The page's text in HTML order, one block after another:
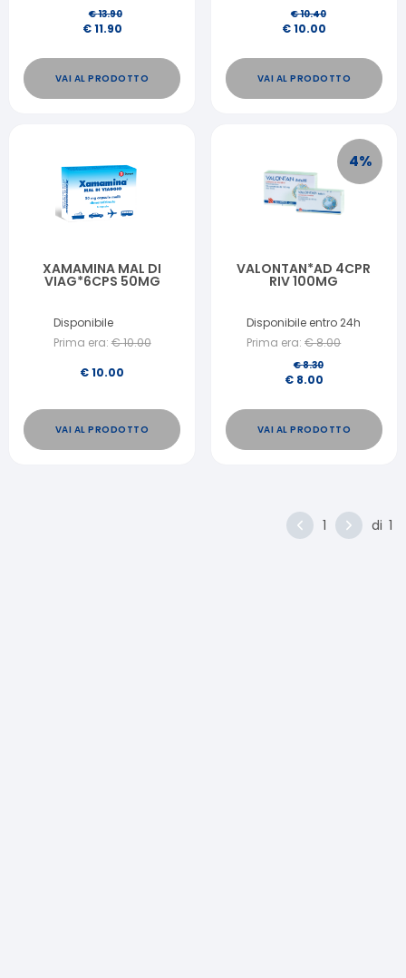
€13.90
€11.90
VAI AL PRODOTTO
€10.40
€10.00
VAI AL PRODOTTO
XAMAMINA MAL DI
VIAG*6CPS 50MG
Disponibile
Prima era: €10.00
€10.00
VAI AL PRODOTTO
4%
VALONTAN*AD 4CPR
RIV 100MG
Disponibile entro 24h
Prima era: €8.00
€8.30
€ 8.00
VAI AL PRODOTTO
1 di 1